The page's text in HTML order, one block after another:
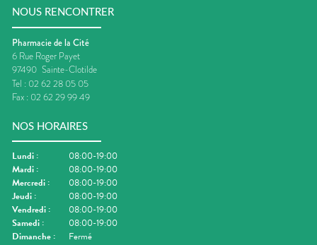
NOUS RENCONTRER
Pharmacie de la Cité
6 Rue Roger Payet
97490 Sainte-Clotilde
Tel : 02 62 28 05 05
Fax : 02 62 29 99 49
NOS HORAIRES
Lundi :
08:00-19:00
Mardi :
08:00-19:00
Mercredi :
08:00-19:00
Jeudi :
08:00-19:00
Vendredi :
08:00-19:00
Samedi :
08:00-19:00
Dimanche : Fermé